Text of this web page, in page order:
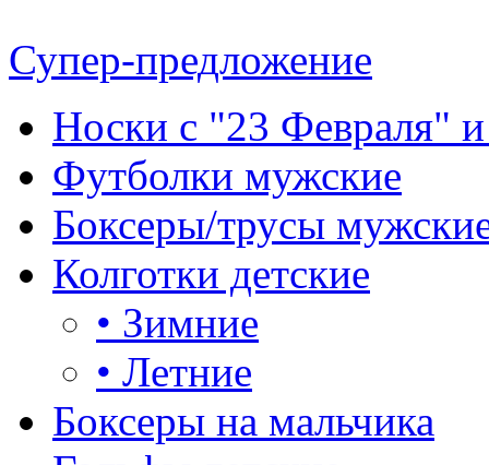
Супер-предложение
Носки с "23 Февраля"
Футболки мужские
Боксеры/трусы
Колготки детские
• Зимние
• Летние
Боксеры на мальчика